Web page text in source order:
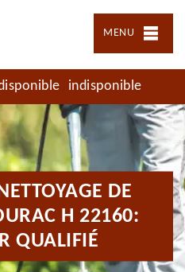
MENU
indisponible
DE
H 22160:
QUALIFIÉ